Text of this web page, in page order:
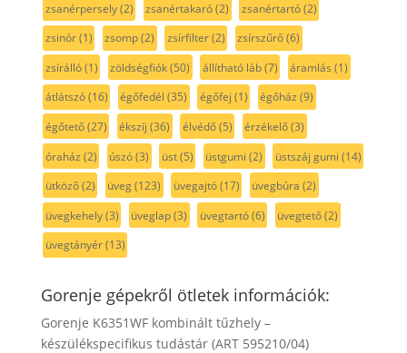
zsanérpersely(2) zsanértakaró(2) zsanértartó(2)
zsinór(1) zsomp(2) zsírfilter(2) zsírszűrő(6)
zsírálló(1) zöldségfiók(50) állítható láb(7) áramlás (1)
átlátszó(16) égőfedél (35) égőfej (1) égőház (9)
égőtető(27) ékszíj (36) élvédő(5) érzékelő(3)
óraház (2) úszó(3) üst(5) üstgumi (2) üstszáj gumi (14)
ütköző(2) üveg(123) üvegajtó(17) üvegbúra (2)
üvegkehely(3) üveglap(3) üvegtartó(6) üvegtető(2)
üvegtányér(13)
Gorenje gépekről ötletek információk:
Gorenje K6351WF kombinált tűzhely –
készülékspecifikus tudástár (ART 595210/04)